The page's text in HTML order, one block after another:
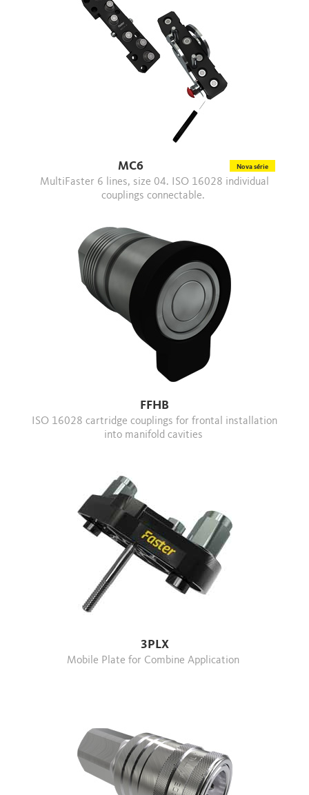
MC6 Nova série
MultiFaster 6 lines, size 04. ISO 16028 individual
couplings connectable.
FFHB
into manifold cavities
3PLX
Mobile Plate for Combine Application